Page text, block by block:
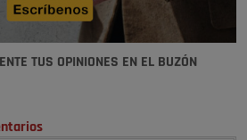
TUS OPINIONES EN EL BUZÓN